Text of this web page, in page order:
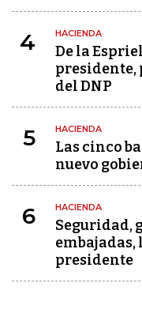
4 HACIENDA
De la
presidente,
del DNP
5 HACIENDA
Las cinco
nuevo
6 HACIENDA
Seguridad,
presidente